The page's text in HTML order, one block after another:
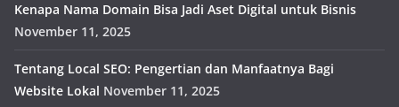
Kenapa Nama Domain Bisa Jadi Aset Digital untuk Bisnis
November 11, 2025
Tentang Local SEO: Pengertian dan Manfaatnya Bagi
Website Lokal November 11, 2025